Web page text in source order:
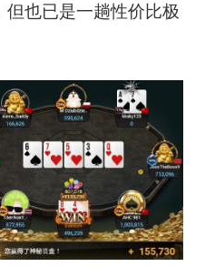
但也已是一趟性价比极